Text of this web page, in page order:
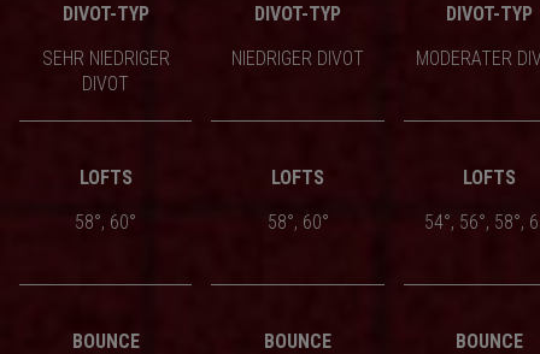
DIVOT-TYP DIVOT-TYP
DIVOT-TYP
SEHR NIEDRIGER
DIVOT
NIEDRIGER DIVOT MODERATER
LOFTS LOFTS
LOFTS
58°, 60°
58°, 60° 54°, 56°, 58°,
BOUNCE BOUNCE
BOUNCE